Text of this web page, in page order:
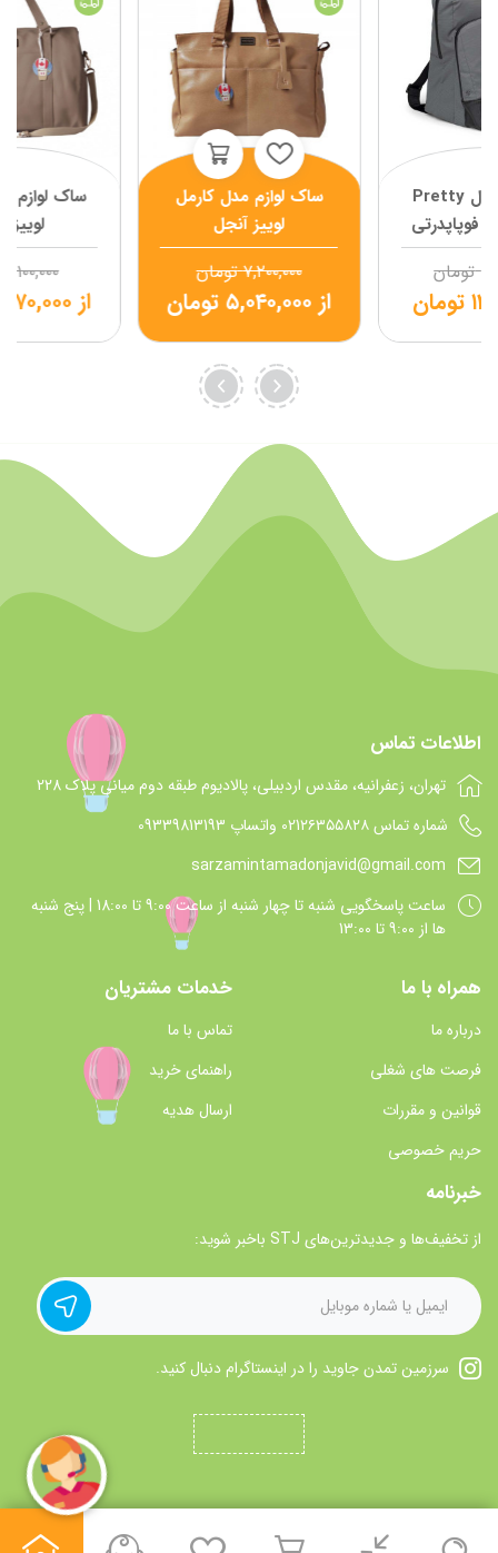
کیف مادر مدل Pretty
تومان
تومان
ساک لوازم مدل کارمل
لوییز آنجل
۷,۲۰۰,۰۰۰ تومان
از ۵,۰۴۰,۰۰۰تومان
ساک لوازم
لوییز
۴,۱۰۰,۰۰۰
از
اطلاعات تماس
تهران، زعفرانیه، مقدس اردبیلی، پالادیوم طبقه دوم میانی پلاک 228
شماره تماس 021۲۶۳۵۵۸۲۸ واتساپ 09339813193
sarzamintamadonjavid@gmail.com
ساعت پاسخگويي شنبه تا چهار شنبه از ساعت 9:00 تا 18:00 | پنج شنبه
ها از 9:00 تا 13:00
همراه با ما
درباره ما
فرصت های شغلی
قوانین و مقررات
حریم خصوصی
خدمات مشتریان
تماس با ما
راهنمای خرید
ارسال هدیه
خبرنامه
از تخفیف‌ها و جدیدترین‌های STJ باخبر شوید:
سرزمین تمدن جاوید را در اینستاگرام دنبال کنید.